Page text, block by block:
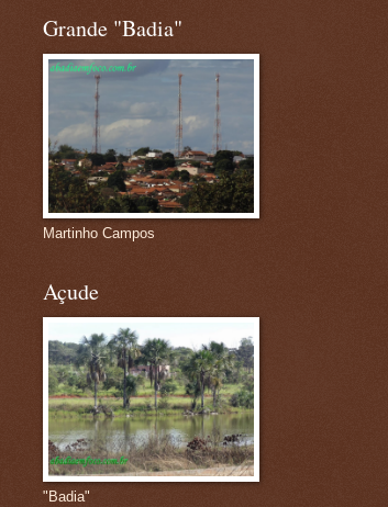
Grande "Badia"
Martinho Campos
Açude
"Badia"